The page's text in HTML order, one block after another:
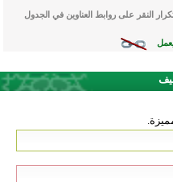
النقر على روابط العناوين في الجدول